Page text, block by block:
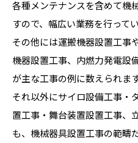
各種メンテナンスを含めて機
すので、幅広い業務を行ってい
その他には運搬機器設置工事
機器設置工事、内燃力発電設
が主な工事の例に数えられます
それ以外にサイロ設備工事・
置工事・舞台装置設置工事、
も、機械器具設置工事の範疇